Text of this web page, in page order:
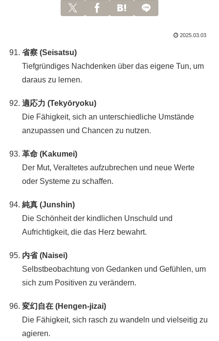
2025.03.03
省察 (Seisatsu)
Tiefgründiges Nachdenken über das eigene Tun, um
daraus zu lernen.
適応力 (Tekyōryoku)
Die Fähigkeit, sich an unterschiedliche Umstände
anzupassen und Chancen zu nutzen.
革命 (Kakumei)
Der Mut, Veraltetes aufzubrechen und neue Werte
oder Systeme zu schaffen.
純真 (Junshin)
Die Schönheit der kindlichen Unschuld und
Aufrichtigkeit, die das Herz bewahrt.
内省 (Naisei)
Selbstbeobachtung von Gedanken und Gefühlen, um
sich zum Positiven zu verändern.
変幻自在 (Hengen-jizai)
Die Fähigkeit, sich rasch zu wandeln und vielseitig zu
agieren.